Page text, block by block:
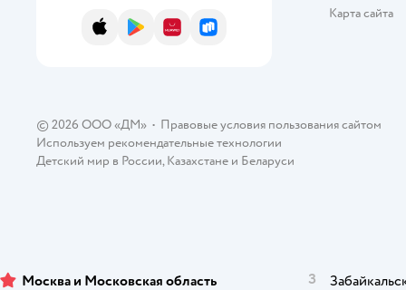
Glam Core
Green Plast
App StoreGoogle Play
AppGallery
RuStore
Карта сайта
© 2026 ООО «ДМ» • Правовые условия пользования сайтом
Используем рекомендательные технологии
Детский мир в России,Казахстане и Беларуси
Москва и Московская область З